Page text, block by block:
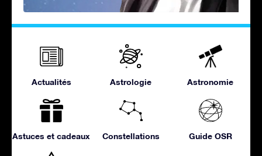
Actualités Astrologie Astronomie
Astuces et cadeaux Constellations Guide OSR